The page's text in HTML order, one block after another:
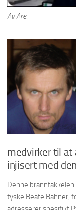
Av Are.
medvirker til at
injisert med
Denne
tyske Beate Bahner,